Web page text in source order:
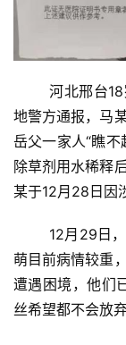
	河北邢台18岁少女马某萌因百草枯中毒入院治疗。当
地警方通报，马
岳父一家人“瞧
除草剂用水稀释
某于12月28日因
萌目前病情较重
遭遇困境，他们
丝希望都不会放